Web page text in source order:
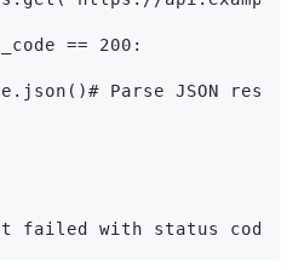
== 200:
Parse JSON
failed with status code: